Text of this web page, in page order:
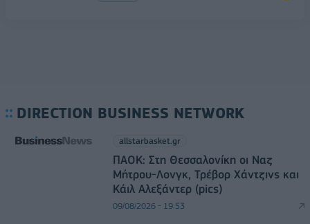
DIRECTION BUSINESS NETWORK
allstarbasket.gr
ΠΑΟΚ: Στη Θεσσαλονίκη οι Ναζ
Μήτρου-Λονγκ, Τρέβορ Χάντζινς και
Κάιλ Αλεξάντερ (pics)
09/08/2026 - 19:53